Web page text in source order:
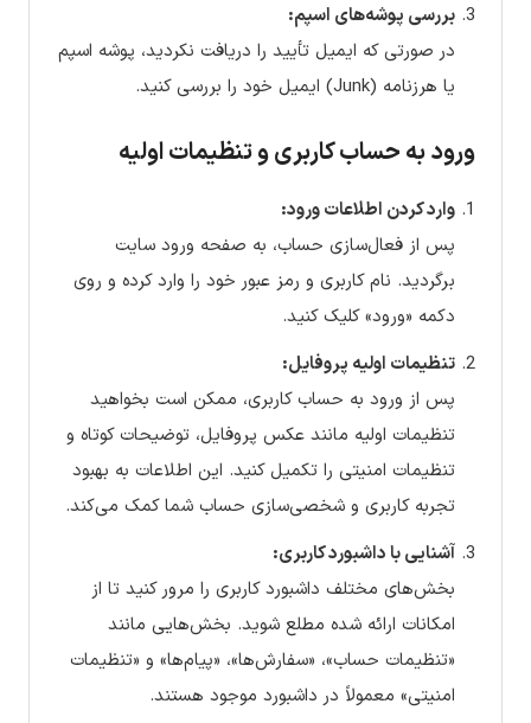
بررسی پوشه‌های اسپم:
در صورتی که ایمیل تأیید را دریافت نکردید، پوشه اسپم
یا هرزنامه (Junk) ایمیل خود را بررسی کنید.
ورود به حساب کاربری و تنظیمات اولیه
وارد کردن اطلاعات ورود:
پس از فعال‌سازی حساب، به صفحه ورود سایت
برگردید. نام کاربری و رمز عبور خود را وارد کرده و روی
دکمه «ورود» کلیک کنید.
تنظیمات اولیه پروفایل:
پس از ورود به حساب کاربری، ممکن است بخواهید
تنظیمات اولیه مانند عکس پروفایل، توضیحات کوتاه و
تنظیمات امنیتی را تکمیل کنید. این اطلاعات به بهبود
تجربه کاربری و شخصی‌سازی حساب شما کمک می‌کند.
آشنایی با داشبورد کاربری:
بخش‌های مختلف داشبورد کاربری را مرور کنید تا از
امکانات ارائه شده مطلع شوید. بخش‌هایی مانند
«تنظیمات حساب»، «سفارش‌ها»، «پیام‌ها» و «تنظیمات
امنیتی» معمولاً در داشبورد موجود هستند.